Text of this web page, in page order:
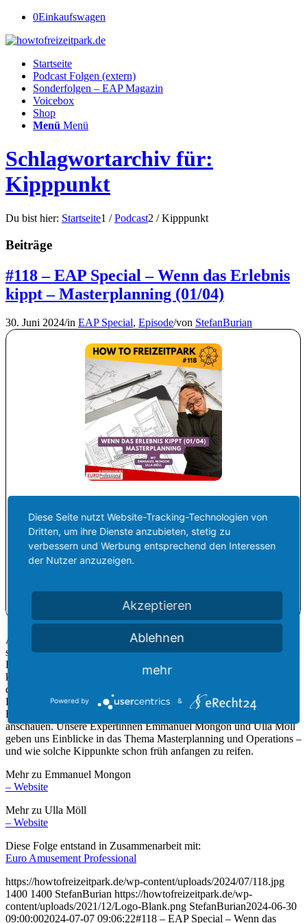
0Einkaufswagen
Startseite
Podcast Folgen (extern)
Sonderfolgen – EAP Magazin
Voicebox
Shop
Menü Menü
Schlagwortarchiv für:
Kipppunkt
Du bist hier: Startseite1 / Podcast2 / Kipppunkt
Beiträge
#118 – EAP Special – Wenn das Erlebnis
kippt – Masterplanning (01/04)
30. Juni 2024/in EAP Special, Episode/von StefanBurian
Am Ende wollen wir ja nur eins: ein unvergessliches Erlebnis
schaffen. Dass das nicht so einfach ist, merken wir nicht nur als
Experten, sondern auch als Besucherinnen. Denn irgendwann
kommt es zu schlechten Erlebnissen und die Frage ist: Wie kam es
dazu? Solche Kippunkte können schädlich für unsere
Freizeitattraktionen sein. In dieser Reihe, in Kooperation mit dem
EAP Magazin, wollen wir uns diese Kipppunkte genauer
anschauen. Unsere Expertinnen Emmanuel Mongon und Ulla Möll
geben uns Einblicke in das Thema Masterplanning und Operations –
und wie solche Kippunkte schon früh anfangen zu reifen.
Mehr zu Emmanuel Mongon
– Website
Mehr zu Ulla Möll
– Website
Diese Folge entstand in Zusammenarbeit mit:
Euro Amusement Professional
https://howtofreizeitpark.de/wp-content/uploads/2024/07/118.jpg
1400 1400 StefanBurian https://howtofreizeitpark.de/wp-
content/uploads/2021/12/Logo-Blank.png StefanBurian2024-06-30
09:00:002024-07-07 09:06:22#118 – EAP Special – Wenn das
Diese Seite nutzt Website-Tracking-Technologien von
Dritten, um ihre Dienste anzubieten, stetig zu
verbessern und Werbung entsprechend den Interessen
der Nutzer anzuzeigen.
Akzeptieren
Ablehnen
mehr
Powered by &